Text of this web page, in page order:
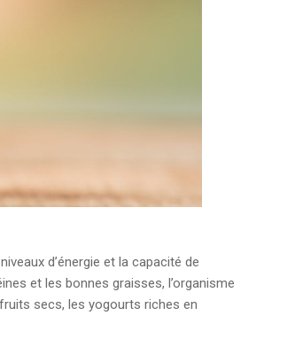
d’énergie et la capacité de
et les bonnes graisses, l’organisme
secs, les yogourts riches en